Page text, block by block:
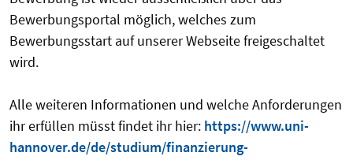
Bewerbungsportal möglich, welches zum
Bewerbungsstart auf unserer Webseite freigeschaltet
wird.
Alle weiteren Informationen und welche Anforderungen
ihr erfüllen müsst findet ihr hier: https://www.uni-
hannover.de/de/studium/finanzierung-